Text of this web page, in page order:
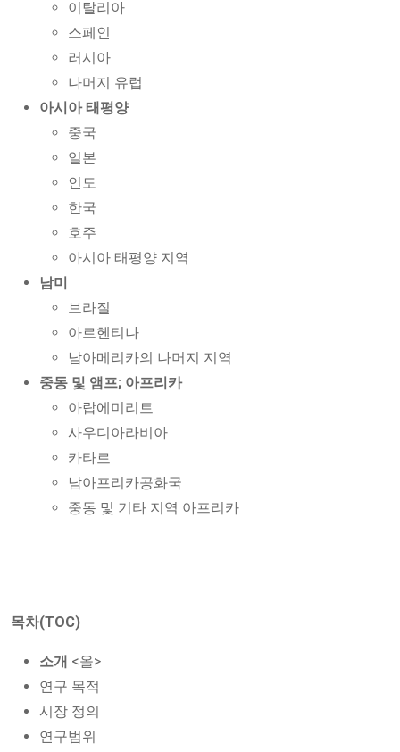
이탈리아
스페인
러시아
나머지 유럽
아시아 태평양
중국
일본
인도
한국
호주
아시아 태평양 지역
남미
브라질
아르헨티나
남아메리카의 나머지 지역
중동 및 앰프; 아프리카
아랍에미리트
사우디아라비아
카타르
남아프리카공화국
중동 및 기타 지역 아프리카
목차(TOC)
소개 <올>
연구 목적
시장 정의
연구범위